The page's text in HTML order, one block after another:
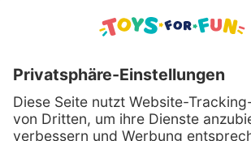
Sicher bezahlen mit: